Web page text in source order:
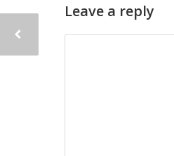
Leave a reply